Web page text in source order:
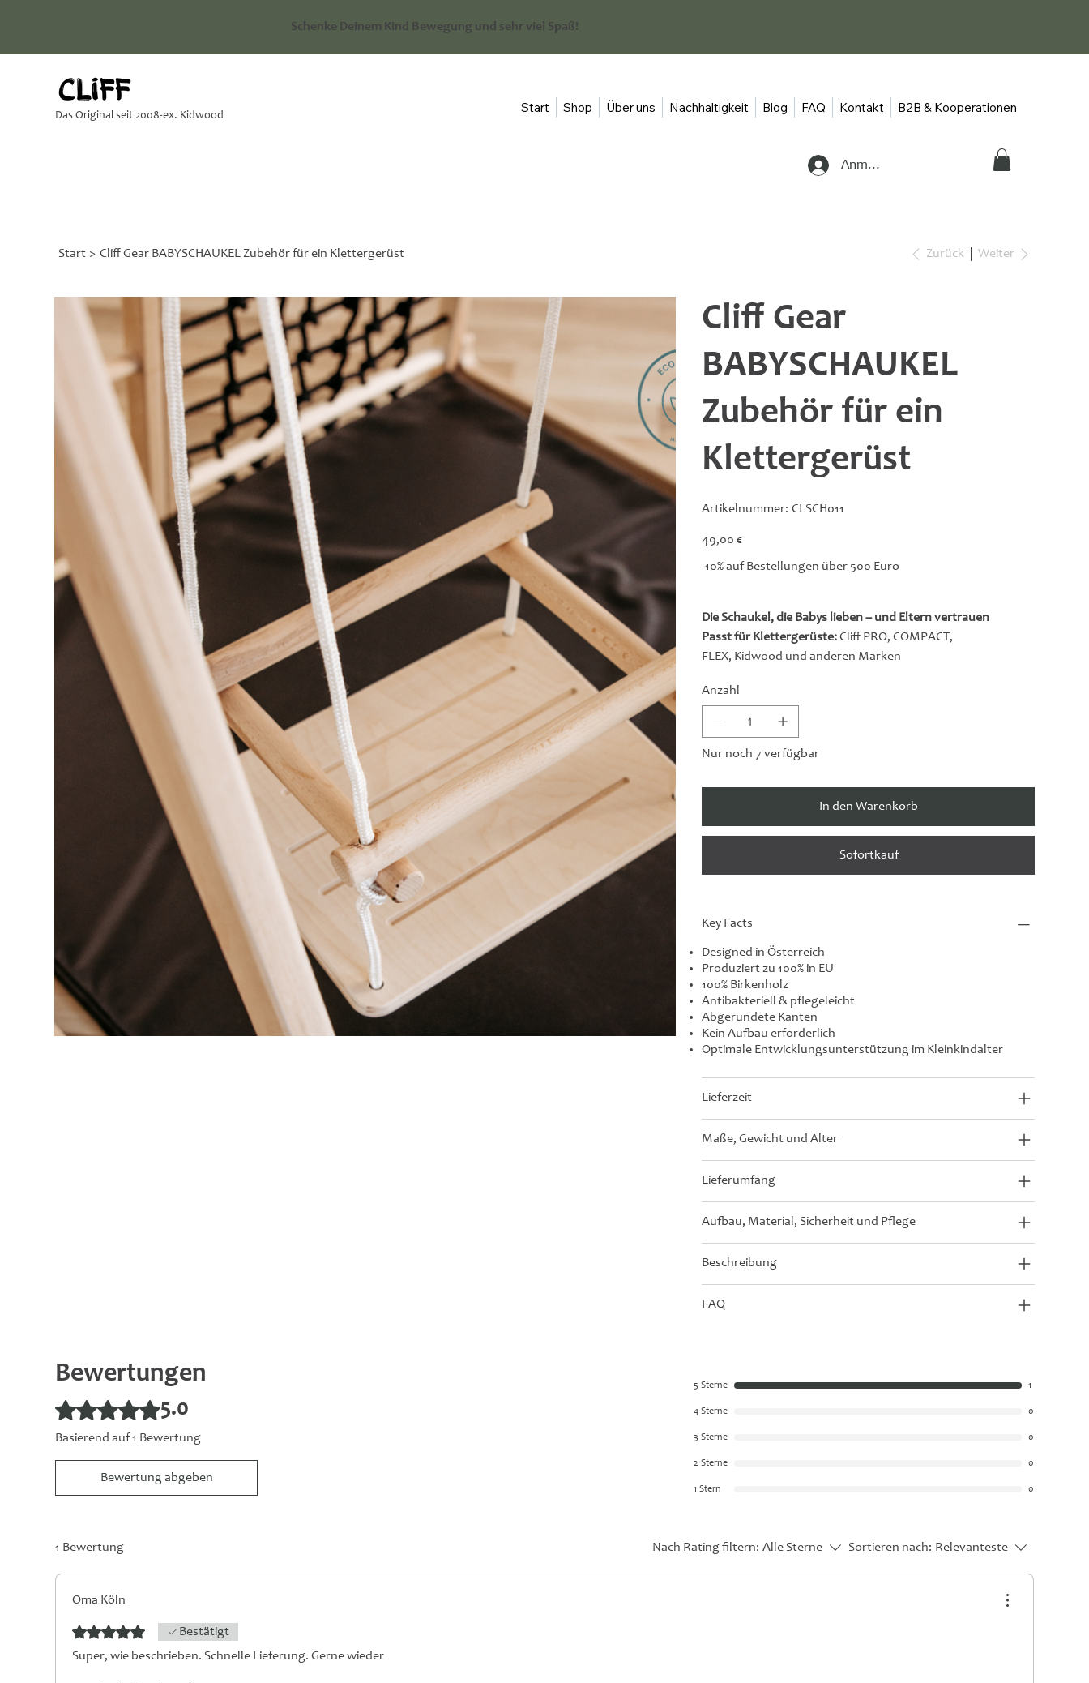
Anmelden
Das Original seit 2008-ex. Kidwood
Start Shop Über uns Nachhaltigkeit Blog FAQ Kontakt B2B & Kooperationen
Schenke Deinem Kind Bewegung und sehr viel Spaß!
Start > Cliff Gear BABYSCHAUKEL Zubehör für ein Klettergerüst Zurück Weiter
Cliff Gear
BABYSCHAUKEL
Zubehör für ein
Klettergerüst
Artikelnummer: Artikelnummer:
CLSCH011
CLSCH011
49,00 €
-10% auf Bestellungen über 500 Euro
Die Schaukel, die Babys lieben – und Eltern vertrauen
Passt für Klettergerüste:Cliff PRO, COMPACT,
FLEX, Kidwood und anderen Marken
Anzahl
Nur noch 7 verfügbar
In den Warenkorb
Sofortkauf
Key Facts
Designed in Österreich
Produziert zu 100% in EU
100% Birkenholz
Antibakteriell & pflegeleicht
Abgerundete Kanten
Kein Aufbau erforderlich
Optimale Entwicklungsunterstützung im Kleinkindalter
Lieferzeit
Maße, Gewicht und Alter
Lieferumfang
Aufbau, Material, Sicherheit und Pflege
Beschreibung
FAQ
Bewertungen
Mit 5 von 5 Sternen bewertet.5.0
Basierend auf 1 Bewertung
Bewertung abgeben
5 Sterne 1
4 Sterne 0
3 Sterne 0
2 Sterne 0
1 Stern 0
1 Bewertung Nach Rating filtern: Alle Sterne Sortieren nach: Relevanteste
Oma Köln
Mit 5 von 5 Sternen bewertet.Bestätigt
Super, wie beschrieben. Schnelle Lieferung. Gerne wieder